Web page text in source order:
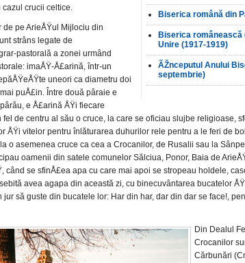
Biserica română din
Biserica românească
Unire (1917-1919)
ÃŽnceputul Anului
septembrie)
cazul crucii celtice.
de pe ArieÅŸul Mijlociu din
strâns legate de
pastorală a zonei urmând
imaÅŸ-Å£arină, într-un
uneori ca diametru doi
pu­Å£in. Între două pâraie e
e Å£a­rină ÅŸi fiecare
fel de centru al său o cruce, la care se oficiau slujbe religioase,
ÅŸi vitelor pen­tru înlăturarea duhurilor rele pentru a le feri de
o asemenea cruce ca cea a Crocanilor, de Rusalii sau la
oamenii din satele comunelor Sălciua, Ponor, Baia de
când se sfinÅ£ea apa cu care mai apoi se stropeau holdele,
avea agapa din această zi, cu binecuvântarea bucatelor
să guste din bucatele lor: Har din har, dar din dar se face!,
Din Dealul
Crocanilor
Cărbunări